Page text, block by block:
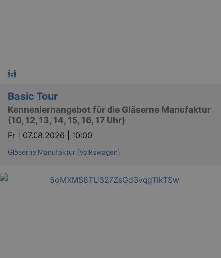
Basic Tour
Kennenlernangebot für die Gläserne Manufaktur
(10, 12, 13, 14, 15, 16, 17 Uhr)
Fr | 07.08.2026 | 10:00
Gläserne Manufaktur (Volkswagen)